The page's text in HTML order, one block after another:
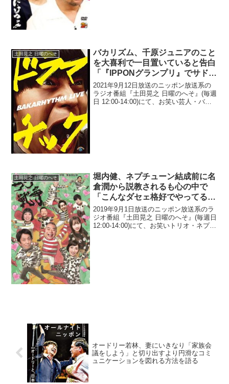
土田晃之 日曜のへそ
バカリズム、千原ジュニアのこと
を大喜利で一目置いていると告白
「『IPPONグランプリ』でサドン
デスや決勝やったりするのが一番
楽しい」
2021年9月12日放送のニッポン放送系の
ラジオ番組『土田晃之 日曜のへそ』(毎週
日 12:00-14:00)にて、お笑い芸人・バカ
土田晃之 日曜のへそ
堀内健、ネプチューン結成前に名
倉潤から説教されるも心の中で
「こんなダセェ格好でやってる人
に言われたくねぇ」と思っていた
と告白
2019年9月1日放送のニッポン放送系のラ
ジオ番組『土田晃之 日曜のへそ』(毎週日
12:00-14:00)にて、お笑いトリオ・ネプチ
オードリー若林、妻にいきなり「家族会
議をしよう」と切り出すより円滑なコミ
ュニケーションを図れる方法を語る